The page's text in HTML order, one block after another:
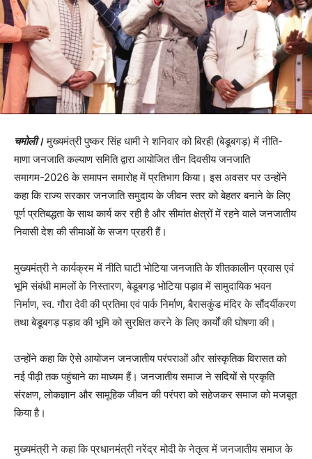
चमोली।मुख्यमंत्री पुष्कर सिंह धामी ने शनिवार को बिरही (बेडूबगड़) में नीति-
माणा जनजाति कल्याण समिति द्वारा आयोजित तीन दिवसीय जनजाति
समागम-2026 के समापन समारोह में प्रतिभाग किया। इस अवसर पर उन्होंने
कहा कि राज्य सरकार जनजाति समुदाय के जीवन स्तर को बेहतर बनाने के लिए
पूर्ण प्रतिबद्धता के साथ कार्य कर रही है और सीमांत क्षेत्रों में रहने वाले जनजातीय
निवासी देश की सीमाओं के सजग प्रहरी हैं।
मुख्यमंत्री ने कार्यक्रम में नीति घाटी भोटिया जनजाति के शीतकालीन प्रवास एवं
भूमि संबंधी मामलों के निस्तारण, बेडूबगड़ भोटिया पड़ाव में सामुदायिक भवन
निर्माण, स्व. गौरा देवी की प्रतिमा एवं पार्क निर्माण, बैरासकुंड मंदिर के सौंदर्यीकरण
तथा बेडूबगड़ पड़ाव की भूमि को सुरक्षित करने के लिए कार्यों की घोषणा की।
उन्होंने कहा कि ऐसे आयोजन जनजातीय परंपराओं और सांस्कृतिक विरासत को
नई पीढ़ी तक पहुंचाने का माध्यम हैं। जनजातीय समाज ने सदियों से प्रकृति
संरक्षण, लोकज्ञान और सामूहिक जीवन की परंपरा को सहेजकर समाज को मजबूत
किया है।
मुख्यमंत्री ने कहा कि प्रधानमंत्री नरेंद्र मोदी के नेतृत्व में जनजातीय समाज के